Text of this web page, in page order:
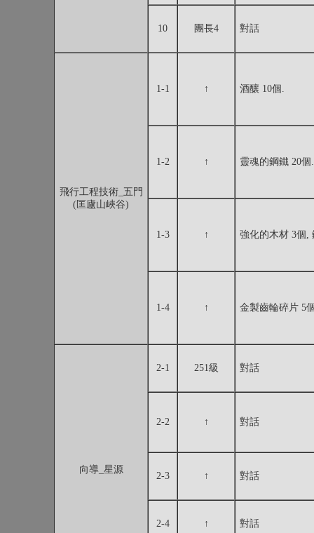
10 團長4 對話
飛行工程技術_五門
(匡廬山峽谷)
1-1 ↑ 酒釀 10個.
1-2 ↑ 靈魂的鋼鐵 20個.
1-3 ↑ 強化的木材 3個,
1-4 ↑ 金製齒輪碎片 5
向導_星源
2-1 251級 對話
2-2 ↑ 對話
2-3 ↑ 對話
2-4 ↑ 對話